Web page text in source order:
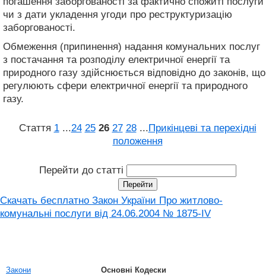
чи з дати укладення угоди про реструктуризацію
заборгованості.
Обмеження (припинення) надання комунальних послуг
з постачання та розподілу електричної енергії та
природного газу здійснюється відповідно до законів, що
регулюють сфери електричної енергії та природного
газу.
Стаття 1 ...24 25 26 27 28 ...Прикінцеві та перехідні
положення
Перейти до статті
Скачать бесплатно Закон України Про житлово-
комунальні послуги від 24.06.2004 № 1875-IV
Закони
Основні Кодески